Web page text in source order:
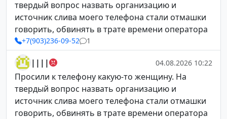
твердый вопрос назвать организацию и
источник слива моего телефона стали отмашки
говорить, обвинять в трате времени оператора
+7(903)236-09-52 1
|||| 04.08.2026 10:22
Просили к телефону какую-то женщину. На
твердый вопрос назвать организацию и
источник слива моего телефона стали отмашки
говорить, обвинять в трате времени оператора